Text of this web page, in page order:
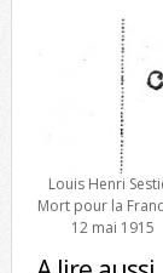
Louis Henri
Mort pour la
12 mai 1915